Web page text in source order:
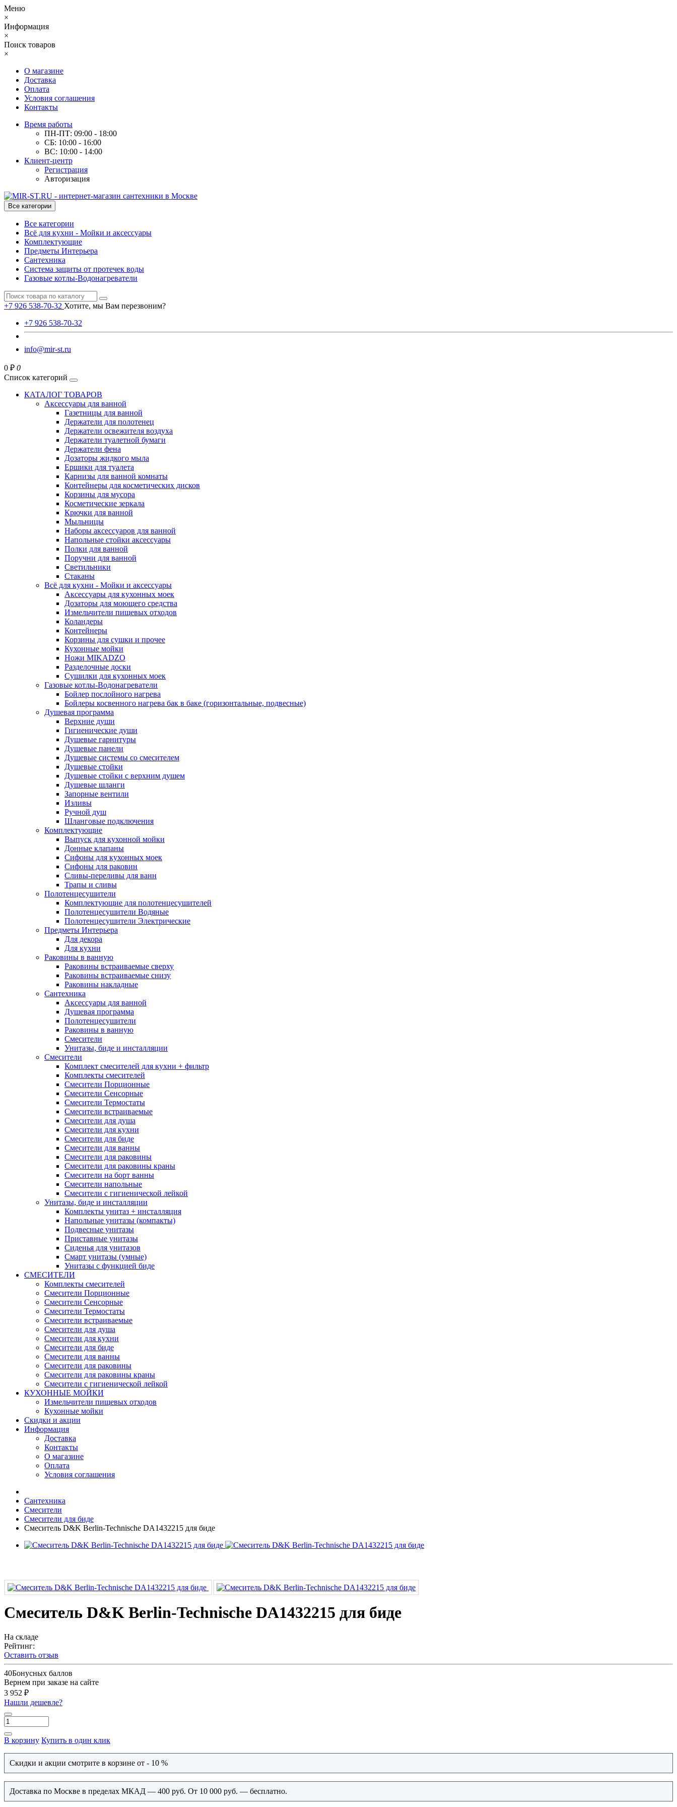
Меню
×
Информация
×
Поиск товаров
×
О магазине
Доставка
Оплата
Условия соглашения
Контакты
Время работы
ПН-ПТ: 09:00 - 18:00
СБ: 10:00 - 16:00
ВС: 10:00 - 14:00
Клиент-центр
Регистрация
Авторизация
Все категории
Все категории
Всё для кухни - Мойки и аксессуары
Комплектующие
Предметы Интерьера
Сантехника
Система защиты от протечек воды
Газовые котлы-Водонагреватели
+7 926 538-70-32 Хотите, мы Вам перезвоним?
+7 926 538-70-32
info@mir-st.ru
0 ₽ 0
Список категорий
КАТАЛОГ ТОВАРОВ
Аксессуары для ванной
Газетницы для ванной
Держатели для полотенец
Держатели освежителя воздуха
Держатели туалетной бумаги
Держатели фена
Дозаторы жидкого мыла
Ершики для туалета
Карнизы для ванной комнаты
Контейнеры для косметических дисков
Корзины для мусора
Косметические зеркала
Крючки для ванной
Мыльницы
Наборы аксессуаров для ванной
Напольные стойки аксессуары
Полки для ванной
Поручни для ванной
Светильники
Стаканы
Всё для кухни - Мойки и аксессуары
Аксессуары для кухонных моек
Дозаторы для моющего средства
Измельчители пищевых отходов
Коландеры
Контейнеры
Корзины для сушки и прочее
Кухонные мойки
Ножи MIKADZO
Разделочные доски
Сушилки для кухонных моек
Газовые котлы-Водонагреватели
Бойлер послойного нагрева
Бойлеры косвенного нагрева бак в баке (горизонтальные, подвесные)
Душевая программа
Верхние души
Гигиенические души
Душевые гарнитуры
Душевые панели
Душевые системы со смесителем
Душевые стойки
Душевые стойки с верхним душем
Душевые шланги
Запорные вентили
Изливы
Ручной душ
Шланговые подключения
Комплектующие
Выпуск для кухонной мойки
Донные клапаны
Сифоны для кухонных моек
Сифоны для раковин
Сливы-переливы для ванн
Трапы и сливы
Полотенцесушители
Комплектующие для полотенцесушителей
Полотенцесушители Водяные
Полотенцесушители Электрические
Предметы Интерьера
Для декора
Для кухни
Раковины в ванную
Раковины встраиваемые сверху
Раковины встраиваемые снизу
Раковины накладные
Сантехника
Аксессуары для ванной
Душевая программа
Полотенцесушители
Раковины в ванную
Смесители
Унитазы, биде и инсталляции
Смесители
Комплект смесителей для кухни + фильтр
Комплекты смесителей
Смесители Порционные
Смесители Сенсорные
Смесители Термостаты
Смесители встраиваемые
Смесители для душа
Смесители для кухни
Смесители для биде
Смесители для ванны
Смесители для раковины
Смесители для раковины краны
Смесители на борт ванны
Смесители напольные
Смесители с гигиенической лейкой
Унитазы, биде и инсталляции
Комплекты унитаз + инсталляция
Напольные унитазы (компакты)
Подвесные унитазы
Приставные унитазы
Сиденья для унитазов
Смарт унитазы (умные)
Унитазы с функцией биде
СМЕСИТЕЛИ
Комплекты смесителей
Смесители Порционные
Смесители Сенсорные
Смесители Термостаты
Смесители встраиваемые
Смесители для душа
Смесители для кухни
Смесители для биде
Смесители для ванны
Смесители для раковины
Смесители для раковины краны
Смесители с гигиенической лейкой
КУХОННЫЕ МОЙКИ
Измельчители пищевых отходов
Кухонные мойки
Скидки и акции
Информация
Доставка
Контакты
О магазине
Оплата
Условия соглашения
Сантехника
Смесители
Смесители для биде
Смеситель D&K Berlin-Technische DA1432215 для биде
Смеситель D&K Berlin-Technische DA1432215 для биде
На складе
Рейтинг:
Оставить отзыв
40Бонусных баллов
Вернем при заказе на сайте
3 952 ₽
Нашли дешевле?
В корзину Купить в один клик
Скидки и акции смотрите в корзине от - 10 %
Доставка по Москве в пределах МКАД — 400 руб. От 10 000 руб. — бесплатно.